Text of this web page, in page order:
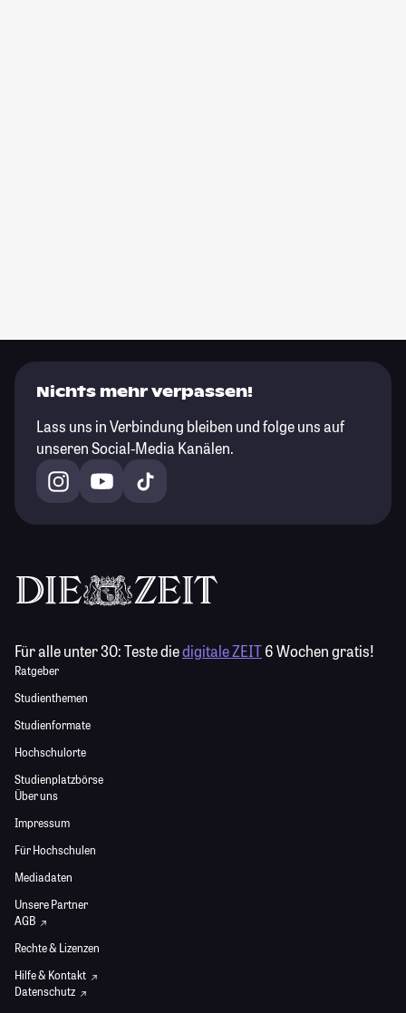
Nichts mehr verpassen!
Lass uns in Verbindung bleiben und folge uns auf
unseren Social-Media Kanälen.
Für alle unter 30:Teste diedigitale ZEIT6 Wochen gratis!
Ratgeber
Studienthemen
Studienformate
Hochschulorte
Studienplatzbörse
Über uns
Impressum
Für Hochschulen
Mediadaten
Unsere Partner
AGB
Rechte & Lizenzen
Hilfe & Kontakt
Datenschutz